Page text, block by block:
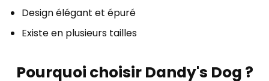
Design élégant et épuré
Existe en plusieurs tailles
Pourquoi choisir Dandy's Dog ?